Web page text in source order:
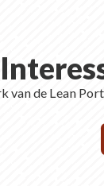
van de Lean